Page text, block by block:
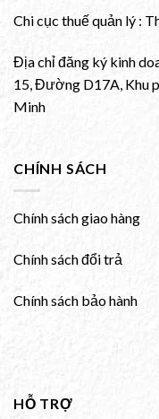
Chi cục thuế quản lý :
Địa chỉ đăng ký kinh
15, Đường D17A, Khu
Minh
CHÍNH SÁCH
Chính sách giao hàng
Chính sách đổi trả
Chính sách bảo hành
HỖ TRỢ